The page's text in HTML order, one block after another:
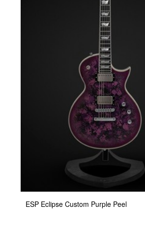
ESP Eclipse Custom Purple Peel